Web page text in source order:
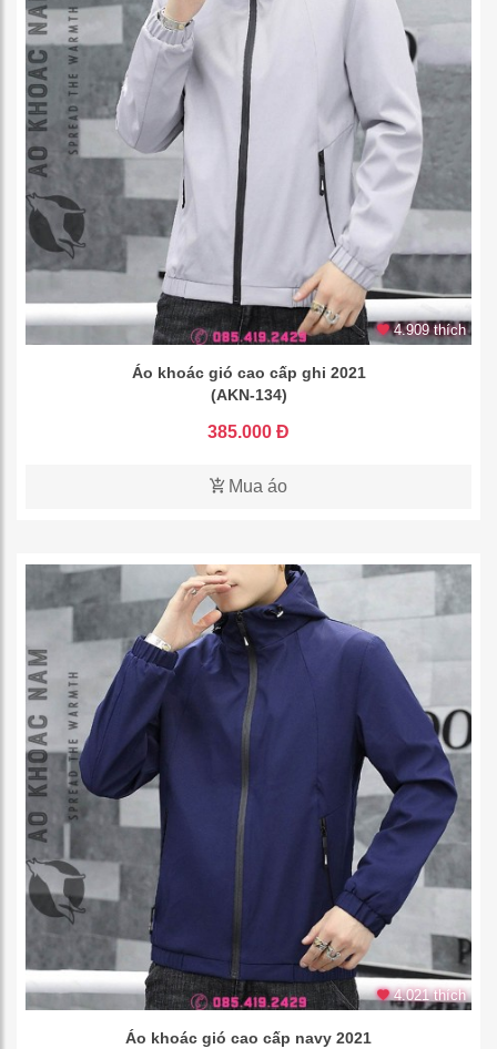
4.909 thích
Áo khoác gió cao cấp ghi 2021
(AKN-134)
385.000 Đ
Mua áo
4.021 thích
Áo khoác gió cao cấp navy 2021